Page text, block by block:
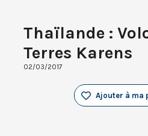
Thaïlande :
Terres Karens
02/03/2017
Ajouter à ma